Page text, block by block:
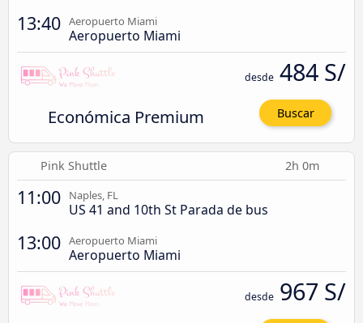
13:40 Aeropuerto Miami
Aeropuerto Miami
Económica Premium
desde 484 S/
Buscar
Pink Shuttle 2h 0m
11:00 Naples, FL
US 41 and 10th St Parada de bus
13:00 Aeropuerto Miami
Aeropuerto Miami
desde 967 S/